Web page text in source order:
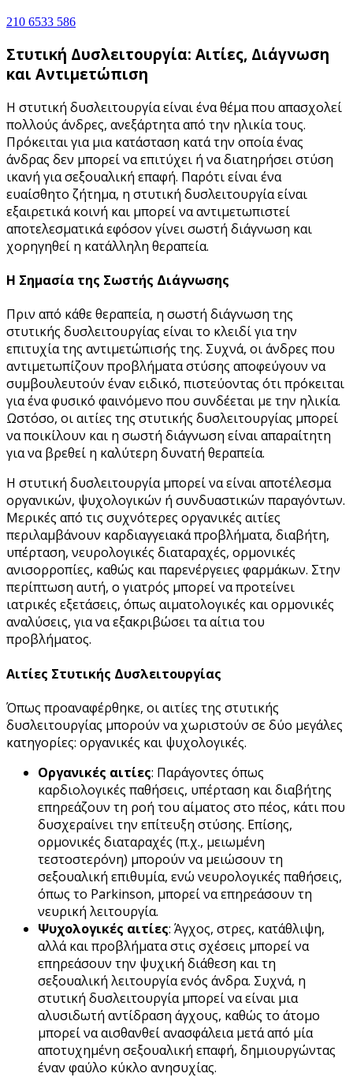
210 6533 586
Στυτική Δυσλειτουργία: Αιτίες, Διάγνωση
και Αντιμετώπιση
Η στυτική δυσλειτουργία είναι ένα θέμα που απασχολεί
πολλούς άνδρες, ανεξάρτητα από την ηλικία τους.
Πρόκειται για μια κατάσταση κατά την οποία ένας
άνδρας δεν μπορεί να επιτύχει ή να διατηρήσει στύση
ικανή για σεξουαλική επαφή. Παρότι είναι ένα
ευαίσθητο ζήτημα, η στυτική δυσλειτουργία είναι
εξαιρετικά κοινή και μπορεί να αντιμετωπιστεί
αποτελεσματικά εφόσον γίνει σωστή διάγνωση και
χορηγηθεί η κατάλληλη θεραπεία.
Η Σημασία της Σωστής Διάγνωσης
Πριν από κάθε θεραπεία, η σωστή διάγνωση της
στυτικής δυσλειτουργίας είναι το κλειδί για την
επιτυχία της αντιμετώπισής της. Συχνά, οι άνδρες που
αντιμετωπίζουν προβλήματα στύσης αποφεύγουν να
συμβουλευτούν έναν ειδικό, πιστεύοντας ότι πρόκειται
για ένα φυσικό φαινόμενο που συνδέεται με την ηλικία.
Ωστόσο, οι αιτίες της στυτικής δυσλειτουργίας μπορεί
να ποικίλουν και η σωστή διάγνωση είναι απαραίτητη
για να βρεθεί η καλύτερη δυνατή θεραπεία.
Η στυτική δυσλειτουργία μπορεί να είναι αποτέλεσμα
οργανικών, ψυχολογικών ή συνδυαστικών παραγόντων.
Μερικές από τις συχνότερες οργανικές αιτίες
περιλαμβάνουν καρδιαγγειακά προβλήματα, διαβήτη,
υπέρταση, νευρολογικές διαταραχές, ορμονικές
ανισορροπίες, καθώς και παρενέργειες φαρμάκων. Στην
περίπτωση αυτή, ο γιατρός μπορεί να προτείνει
ιατρικές εξετάσεις, όπως αιματολογικές και ορμονικές
αναλύσεις, για να εξακριβώσει τα αίτια του
προβλήματος.
Αιτίες Στυτικής Δυσλειτουργίας
Όπως προαναφέρθηκε, οι αιτίες της στυτικής
δυσλειτουργίας μπορούν να χωριστούν σε δύο μεγάλες
κατηγορίες: οργανικές και ψυχολογικές.
Οργανικές αιτίες: Παράγοντες όπως
καρδιολογικές παθήσεις, υπέρταση και διαβήτης
επηρεάζουν τη ροή του αίματος στο πέος, κάτι που
δυσχεραίνει την επίτευξη στύσης. Επίσης,
ορμονικές διαταραχές (π.χ., μειωμένη
τεστοστερόνη) μπορούν να μειώσουν τη
σεξουαλική επιθυμία, ενώ νευρολογικές παθήσεις,
όπως το Parkinson, μπορεί να επηρεάσουν τη
νευρική λειτουργία.
Ψυχολογικές αιτίες: Άγχος, στρες, κατάθλιψη,
αλλά και προβλήματα στις σχέσεις μπορεί να
επηρεάσουν την ψυχική διάθεση και τη
σεξουαλική λειτουργία ενός άνδρα. Συχνά, η
στυτική δυσλειτουργία μπορεί να είναι μια
αλυσιδωτή αντίδραση άγχους, καθώς το άτομο
μπορεί να αισθανθεί ανασφάλεια μετά από μία
αποτυχημένη σεξουαλική επαφή, δημιουργώντας
έναν φαύλο κύκλο ανησυχίας.